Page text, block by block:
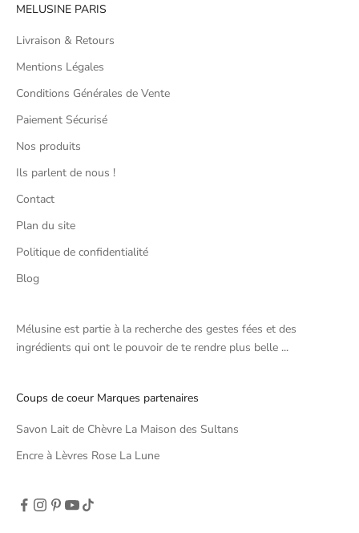
MELUSINE PARIS
Livraison & Retours
Mentions Légales
Conditions Générales de Vente
Paiement Sécurisé
Nos produits
Ils parlent de nous !
Contact
Plan du site
Politique de confidentialité
Blog
Mélusine est partie à la recherche des gestes fées et des
ingrédients qui ont le pouvoir de te rendre plus belle ...
Coups de coeur Marques partenaires
Savon Lait de Chèvre La Maison des Sultans
Encre à Lèvres Rose La Lune